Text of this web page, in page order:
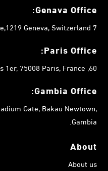
Genava Office:
7 chemin de Balexert, Châtelaine,1219 Geneva, Switzerland.
Paris Office:
60, rue François 1er, 75008 Paris, France.
Gambia Office:
Gate, Bakau Newtown,
Gambia.
About
About us